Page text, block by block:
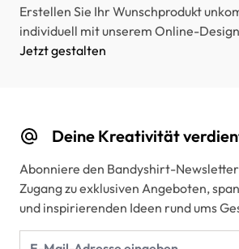
Erstellen Sie Ihr Wunschprodukt
individuell mit unserem Online-
Jetzt gestalten
Deine Kreativität
Abonniere den Bandyshirt-
Zugang zu exklusiven Angeboten,
und inspirierenden Ideen rund ums